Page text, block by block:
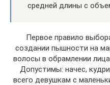
средней длины с
Первое правило
создании пышности на
волосы в обрамлении
Допустимы: начес,
всего девушкам с